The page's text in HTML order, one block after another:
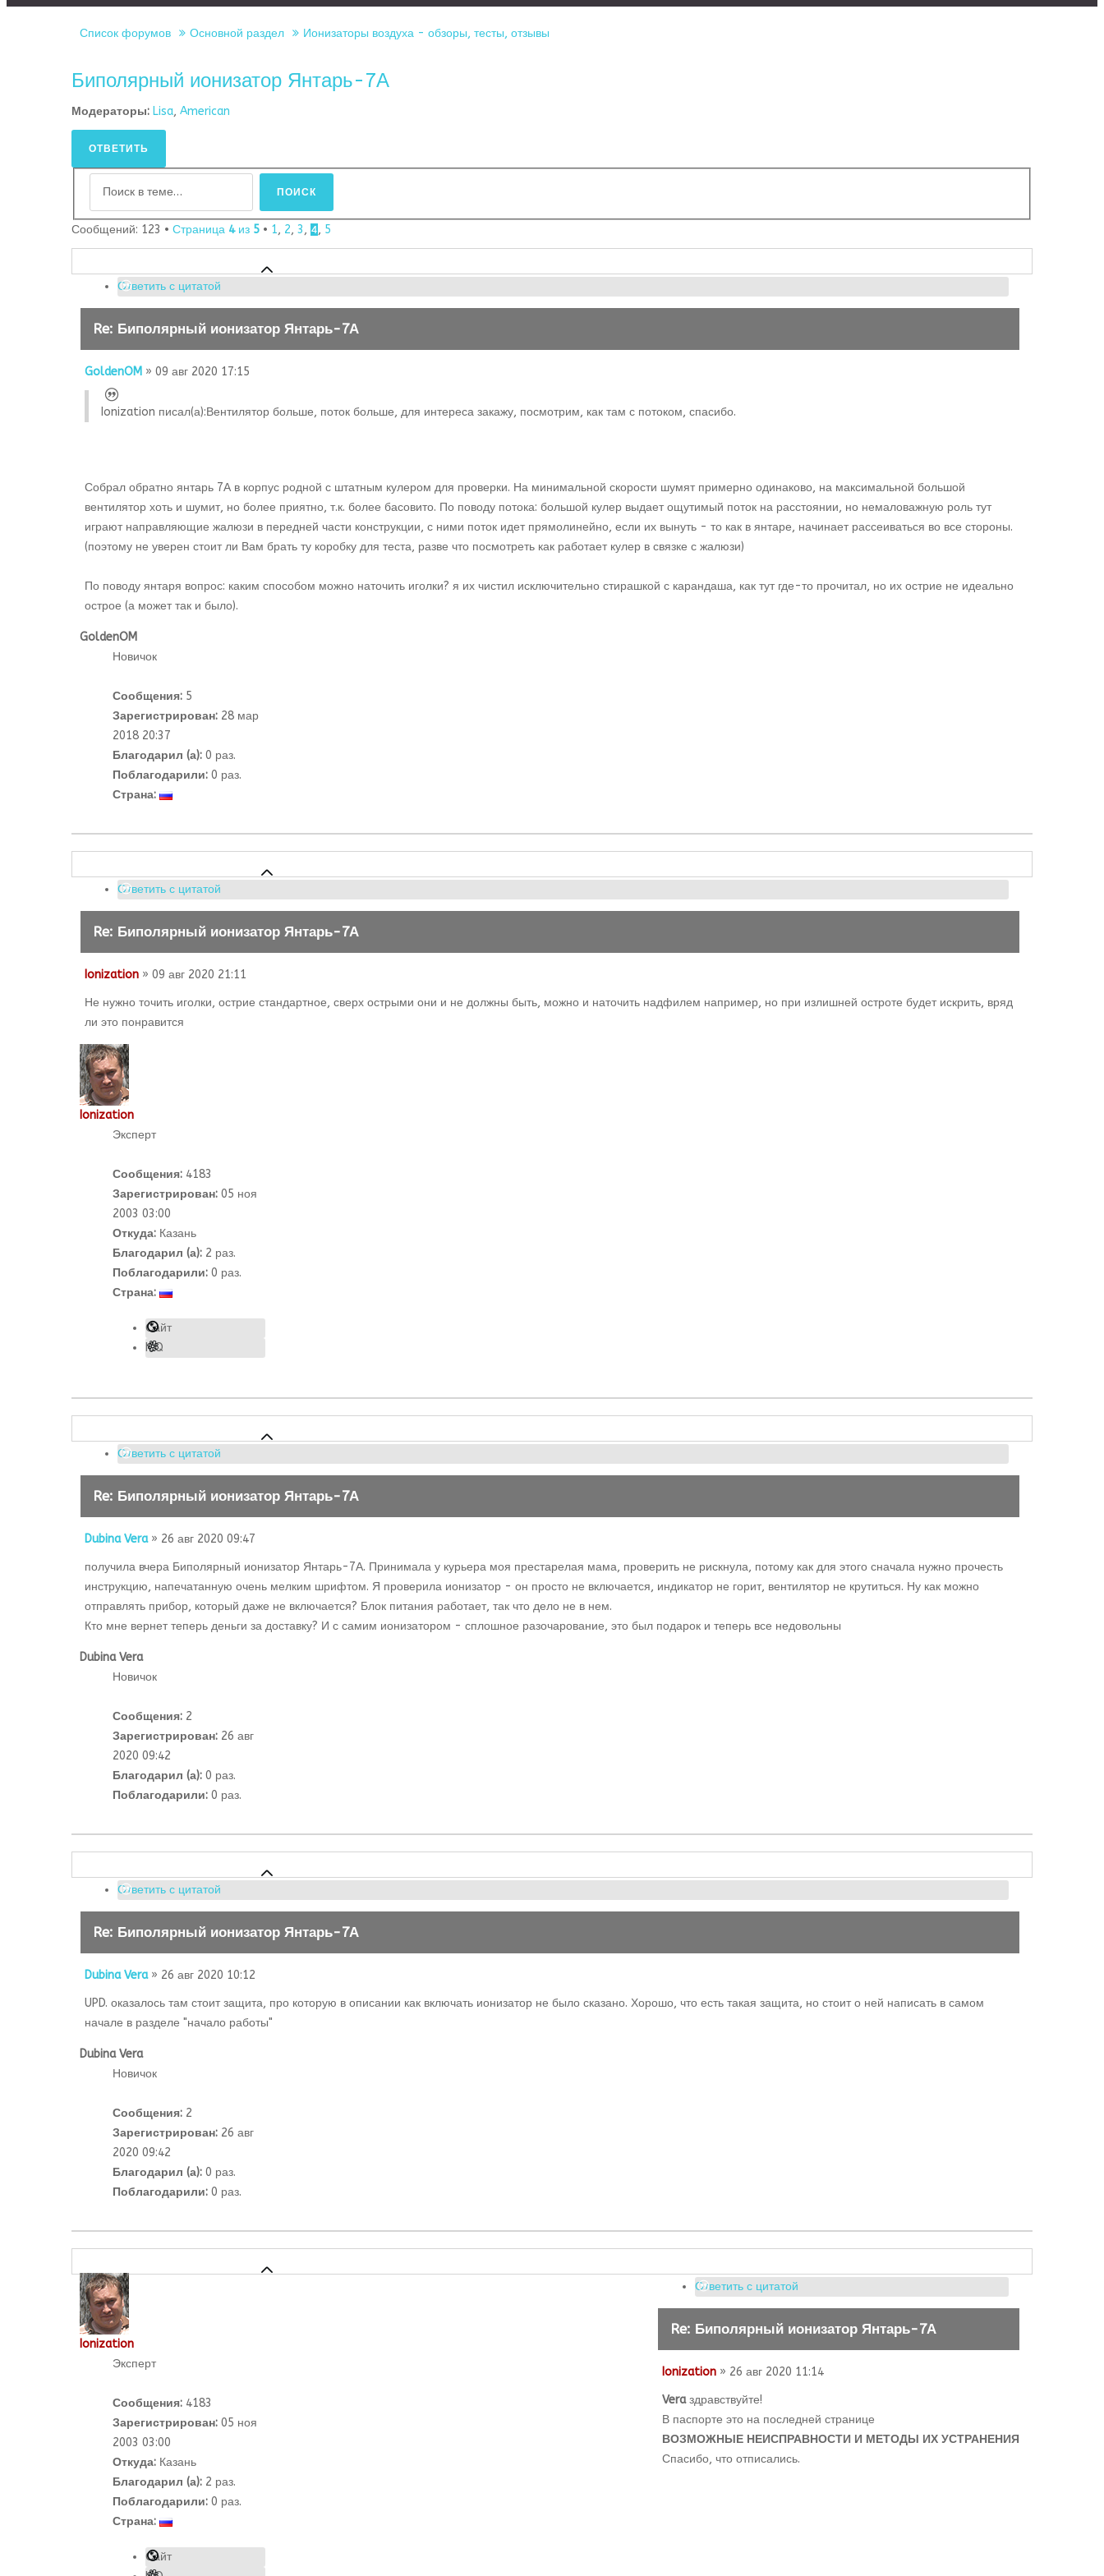
Список форумов Основной раздел Ионизаторы воздуха - обзоры, тесты, отзывы
Биполярный ионизатор Янтарь-7А
Модераторы: Lisa, American
ОТВЕТИТЬ
Сообщений: 123 • Страница 4из 5 • 1, 2, 3, 4, 5
Ответить с цитатой
Re: Биполярный ионизатор Янтарь-7А
GoldenOM » 09 авг 2020 17:15
Ionization писал(а):Вентилятор больше, поток больше, для интереса закажу, посмотрим, как там с потоком, спасибо.
Собрал обратно янтарь 7А в корпус родной с штатным кулером для проверки. На минимальной скорости шумят примерно одинаково, на максимальной большой
вентилятор хоть и шумит, но более приятно, т.к. более басовито. По поводу потока: большой кулер выдает ощутимый поток на расстоянии, но немаловажную роль тут
играют направляющие жалюзи в передней части конструкции, с ними поток идет прямолинейно, если их вынуть - то как в янтаре, начинает рассеиваться во все стороны.
(поэтому не уверен стоит ли Вам брать ту коробку для теста, разве что посмотреть как работает кулер в связке с жалюзи)
По поводу янтаря вопрос: каким способом можно наточить иголки? я их чистил исключительно стирашкой с карандаша, как тут где-то прочитал, но их острие не идеально
острое (а может так и было).
GoldenOM
Новичок
Сообщения: 5
Зарегистрирован: 28 мар
2018 20:37
Благодарил (а): 0 раз.
Поблагодарили: 0 раз.
Страна:
Ответить с цитатой
Re: Биполярный ионизатор Янтарь-7А
Ionization » 09 авг 2020 21:11
Не нужно точить иголки, острие стандартное, сверх острыми они и не должны быть, можно и наточить надфилем например, но при излишней остроте будет искрить, вряд
ли это понравится
Ionization
Эксперт
Сообщения: 4183
Зарегистрирован: 05 ноя
2003 03:00
Откуда: Казань
Благодарил (а): 2 раз.
Поблагодарили: 0 раз.
Страна:
Сайт
ICQ
Ответить с цитатой
Re: Биполярный ионизатор Янтарь-7А
Dubina Vera» 26 авг 2020 09:47
получила вчера Биполярный ионизатор Янтарь-7А. Принимала у курьера моя престарелая мама, проверить не рискнула, потому как для этого сначала нужно прочесть
инструкцию, напечатанную очень мелким шрифтом. Я проверила ионизатор - он просто не включается, индикатор не горит, вентилятор не крутиться. Ну как можно
отправлять прибор, который даже не включается? Блок питания работает, так что дело не в нем.
Кто мне вернет теперь деньги за доставку? И с самим ионизатором - сплошное разочарование, это был подарок и теперь все недовольны
Dubina Vera
Новичок
Сообщения: 2
Зарегистрирован: 26 авг
2020 09:42
Благодарил (а): 0 раз.
Поблагодарили: 0 раз.
Ответить с цитатой
Re: Биполярный ионизатор Янтарь-7А
Dubina Vera» 26 авг 2020 10:12
UPD. оказалось там стоит защита, про которую в описании как включать ионизатор не было сказано. Хорошо, что есть такая защита, но стоит о ней написать в самом
начале в разделе "начало работы"
Dubina Vera
Новичок
Сообщения: 2
Зарегистрирован: 26 авг
2020 09:42
Благодарил (а): 0 раз.
Поблагодарили: 0 раз.
Ответить с цитатой
Re: Биполярный ионизатор Янтарь-7А
Ionization » 26 авг 2020 11:14
Veraздравствуйте!
В паспорте это на последней странице
ВОЗМОЖНЫЕ НЕИСПРАВНОСТИ И МЕТОДЫ ИХ УСТРАНЕНИЯ
Спасибо, что отписались.
Ionization
Эксперт
Сообщения: 4183
Зарегистрирован: 05 ноя
2003 03:00
Откуда: Казань
Благодарил (а): 2 раз.
Поблагодарили: 0 раз.
Страна:
Сайт